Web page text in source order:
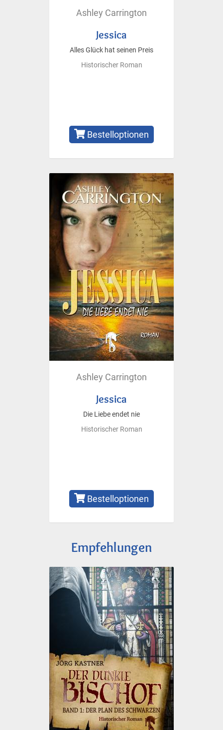
Ashley Carrington
Jessica
Alles Glück hat seinen Preis
Historischer Roman
Bestelloptionen
Ashley Carrington
Jessica
Die Liebe endet nie
Historischer Roman
Bestelloptionen
Empfehlungen